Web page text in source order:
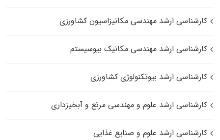
کارشناسی ارشد مهندسی مکانیزاسیون کشاورزی
کارشناسی ارشد مهندسی مکانیک بیوسیستم
کارشناسی ارشد بیوتکنولوژی کشاورزی
کارشناسی ارشد علوم و مهندسی مرتع و آبخیزداری
کارشناسی ارشد علوم و صنایع غذایی